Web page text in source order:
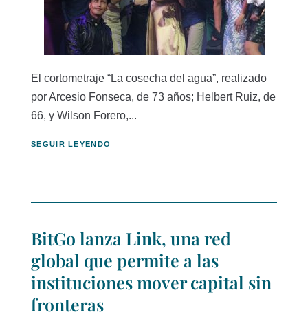
El cortometraje “La cosecha del agua”, realizado
por Arcesio Fonseca, de 73 años; Helbert Ruiz, de
66, y Wilson Forero,...
SEGUIR LEYENDO
BitGo lanza Link, una red
global que permite a las
instituciones mover capital sin
fronteras